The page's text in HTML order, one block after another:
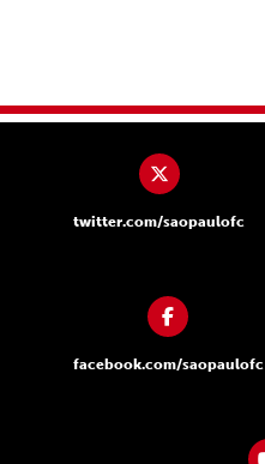
twitter.com/saopaulofc
facebook.com/saopaulofc